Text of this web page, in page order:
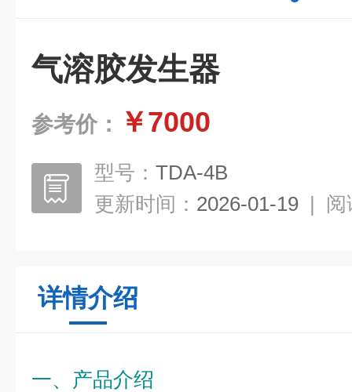
气溶胶发生器
参考价： ￥7000
型号： TDA-4B
更新时间： 2026-01-19 | 阅
详情介绍
一、产品介绍